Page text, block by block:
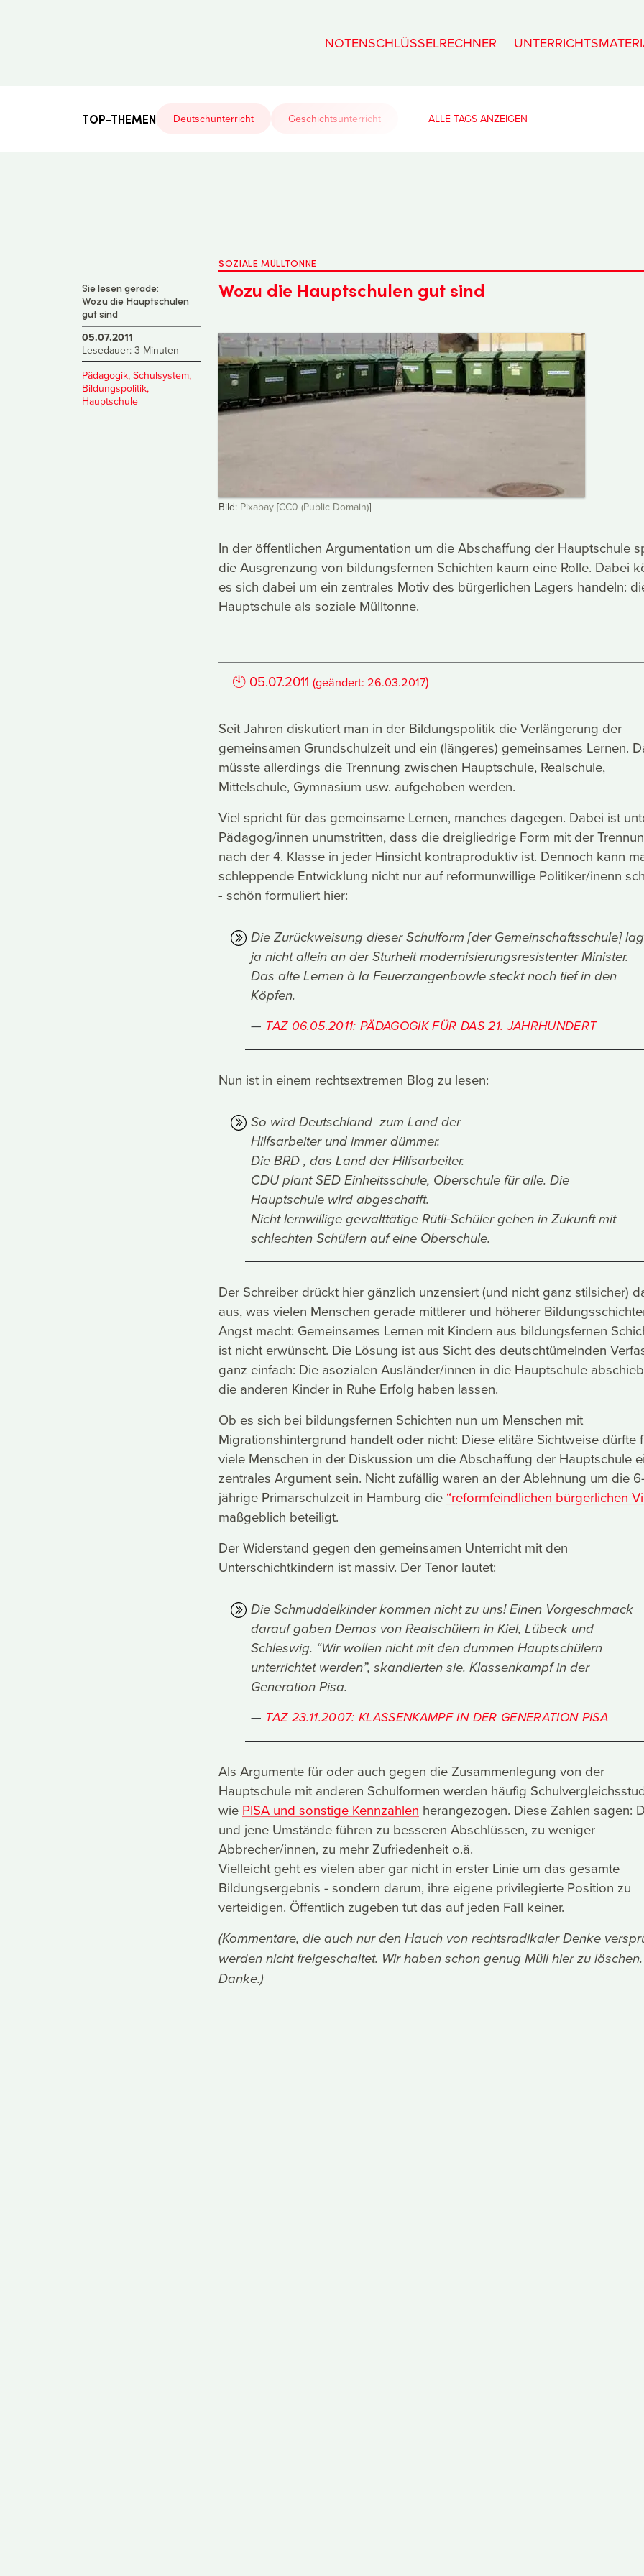
NOTENSCHLÜSSELRECHNER
TOP-THEMEN Deutschunterricht Geschichtsunterricht ALLE TAGS
Sie lesen gerade:
Wozu die Hauptschulen
gut sind
05.07.2011
Lesedauer: 3 Minuten
Pädagogik, Schulsystem,
Bildungspolitik,
Hauptschule
SOZIALE MÜLLTONNE
Wozu die Hauptschulen gut sind
Bild: Pixabay [CC0 (Public Domain)]
In der öffentlichen Argumentation um die Abschaffung der Hauptschule
die Ausgrenzung von bildungsfernen Schichten kaum eine Rolle. Dabei
es sich dabei um ein zentrales Motiv des bürgerlichen Lagers handeln:
Hauptschule als soziale Mülltonne.
🕙 05.07.2011 (geändert:26.03.2017)
Seit Jahren diskutiert man in der Bildungspolitik die Verlängerung der
gemeinsamen Grundschulzeit und ein (längeres) gemeinsames Lernen.
müsste allerdings die Trennung zwischen Hauptschule, Realschule,
Mittelschule, Gymnasium usw. aufgehoben werden.
Viel spricht für das gemeinsame Lernen, manches dagegen. Dabei ist
Pädagog/innen unumstritten, dass die dreigliedrige Form mit der
nach der 4. Klasse in jeder Hinsicht kontraproduktiv ist. Dennoch kann
schleppende Entwicklung nicht nur auf reformunwillige Politiker/inenn
- schön formuliert hier:
Die Zurückweisung dieser Schulform [der Gemeinschaftsschule] lag
ja nicht allein an der Sturheit modernisierungsresistenter Minister.
Das alte Lernen à la Feuerzangenbowle steckt noch tief in den
Köpfen.
TAZ 06.05.2011: PÄDAGOGIK FÜR DAS 21. JAHRHUNDERT
Nun ist in einem rechtsextremen Blog zu lesen:
So wird Deutschland zum Land der
Hilfsarbeiter und immer dümmer.
Die BRD , das Land der Hilfsarbeiter.
CDU plant SED Einheitsschule, Oberschule für alle. Die
Hauptschule wird abgeschafft.
Nicht lernwillige gewalttätige Rütli-Schüler gehen in Zukunft mit
schlechten Schülern auf eine Oberschule.
Der Schreiber drückt hier gänzlich unzensiert (und nicht ganz stilsicher)
aus, was vielen Menschen gerade mittlerer und höherer
Angst macht: Gemeinsames Lernen mit Kindern aus bildungsfernen
ist nicht erwünscht. Die Lösung ist aus Sicht des deutschtümelnden
ganz einfach: Die asozialen Ausländer/innen in die Hauptschule
die anderen Kinder in Ruhe Erfolg haben lassen.
Ob es sich bei bildungsfernen Schichten nun um Menschen mit
Migrationshintergrund handelt oder nicht: Diese elitäre Sichtweise dürfte
viele Menschen in der Diskussion um die Abschaffung der Hauptschule
zentrales Argument sein. Nicht zufällig waren an der Ablehnung um die 6-
jährige Primarschulzeit in Hamburg die “reformfeindlichen bürgerlichen
maßgeblich beteiligt.
Der Widerstand gegen den gemeinsamen Unterricht mit den
Unterschichtkindern ist massiv. Der Tenor lautet:
Die Schmuddelkinder kommen nicht zu uns! Einen Vorgeschmack
darauf gaben Demos von Realschülern in Kiel, Lübeck und
Schleswig. “Wir wollen nicht mit den dummen Hauptschülern
unterrichtet werden”, skandierten sie. Klassenkampf in der
Generation Pisa.
TAZ 23.11.2007: KLASSENKAMPF IN DER GENERATION PISA
Als Argumente für oder auch gegen die Zusammenlegung von der
Hauptschule mit anderen Schulformen werden häufig
wie PISA und sonstige Kennzahlen herangezogen. Diese Zahlen sagen:
und jene Umstände führen zu besseren Abschlüssen, zu weniger
Abbrecher/innen, zu mehr Zufriedenheit o.ä.
Vielleicht geht es vielen aber gar nicht in erster Linie um das gesamte
Bildungsergebnis - sondern darum, ihre eigene privilegierte Position zu
verteidigen. Öffentlich zugeben tut das auf jeden Fall keiner.
(Kommentare, die auch nur den Hauch von rechtsradikaler Denke
werden nicht freigeschaltet. Wir haben schon genug Müllhierzu löschen.
Danke.)